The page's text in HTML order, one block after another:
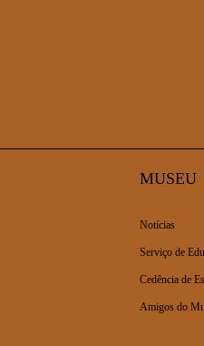
MUSEU
Notícias
Serviço de
Cedência de
Amigos do